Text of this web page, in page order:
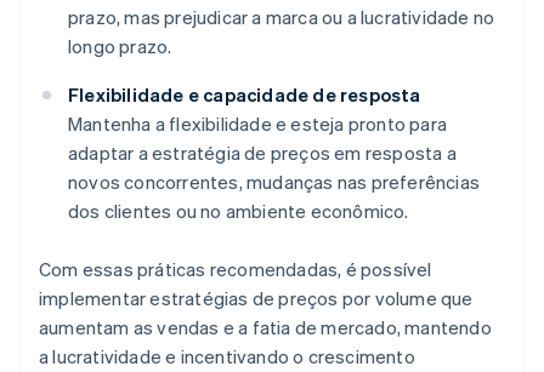
prazo, mas prejudicar a marca ou a lucratividade no
longo prazo.
Flexibilidade e capacidade de resposta
Mantenha a flexibilidade e esteja pronto para
adaptar a estratégia de preços em resposta a
novos concorrentes, mudanças nas preferências
dos clientes ou no ambiente econômico.
Com essas práticas recomendadas, é possível
implementar estratégias de preços por volume que
aumentam as vendas e a fatia de mercado, mantendo
a lucratividade e incentivando o crescimento